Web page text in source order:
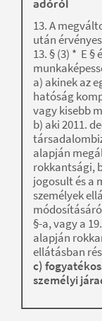
adóról
13. A
után
13. § (3) * E
a) akinek az
hatóság
vagy kisebb
b) aki 2011.
alapján
rokkantsági,
jogosult és a
személyek
§-a, vagy a
alapján
ellátásban
c)
személyi